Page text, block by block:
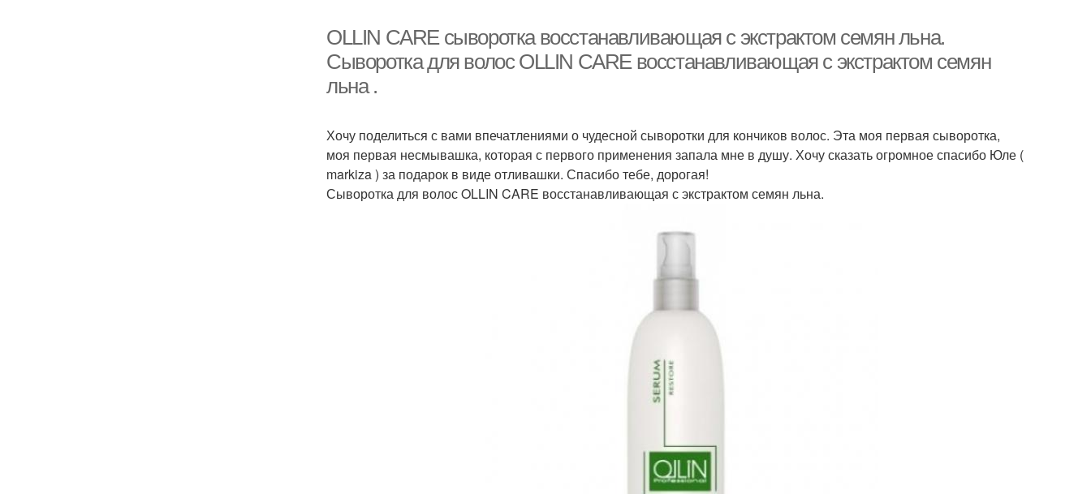
OLLIN CARE сыворотка восстанавливающая с экстрактом семян льна.
Сыворотка для волос OLLIN CARE восстанавливающая с экстрактом семян
льна .
Хочу поделиться с вами впечатлениями о чудесной сыворотки для кончиков волос. Эта моя первая сыворотка,
моя первая несмывашка, которая с первого применения запала мне в душу. Хочу сказать огромное спасибо Юле (
markiza ) за подарок в виде отливашки. Спасибо тебе, дорогая!
Сыворотка для волос OLLIN CARE восстанавливающая с экстрактом семян льна.